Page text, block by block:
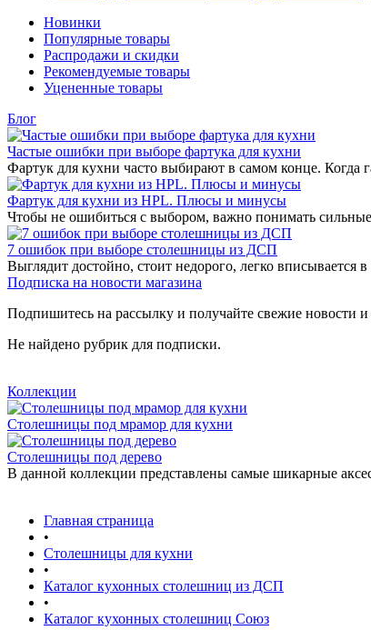
Новинки
Популярные товары
Распродажи и скидки
Рекомендуемые товары
Уцененные товары
Блог
Частые ошибки при выборе фартука для кухни
Фартук для кухни часто выбирают в самом конце. Когда
Фартук для кухни из HPL. Плюсы и минусы
Чтобы не ошибиться с выбором, важно понимать
7 ошибок при выборе столешницы из ДСП
Выглядит достойно, стоит недорого, легко вписывается
Подписка на новости магазина
Подпишитесь на рассылку и получайте свежие новости
Не найдено рубрик для подписки.
Коллекции
Столешницы под мрамор для кухни
Столешницы под дерево
В данной коллекции представлены самые шикарные
Главная страница
•
Столешницы для кухни
•
Каталог кухонных столешниц из ДСП
•
Каталог кухонных столешниц Союз